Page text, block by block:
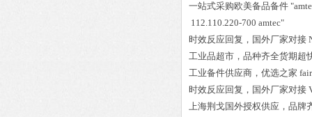
一站式采购欧美备品备件
112.110.220-700 amtec"
时效反应回复，国外厂家对接
工业品超市，品种齐全货期超
工业备件供应商，优选之家
时效反应回复，国外厂家对接
上海荆戈国外授权供应，品牌